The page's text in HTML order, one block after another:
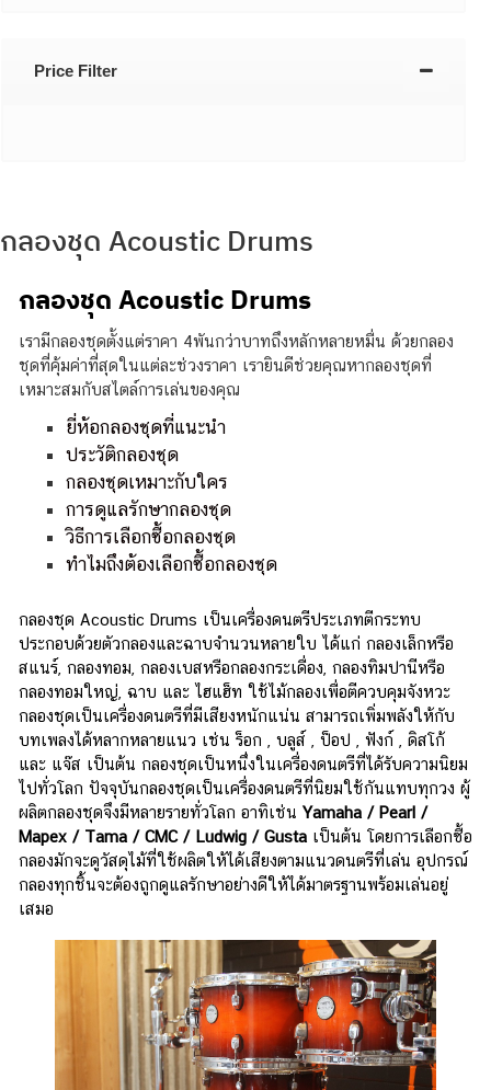
Price Filter
กลองชุด Acoustic Drums
กลองชุด Acoustic Drums
เรามีกลองชุดตั้งแต่ราคา 4พันกว่าบาทถึงหลักหลายหมื่น ด้วยกลอง
ชุดที่คุ้มค่าที่สุดในแต่ละช่วงราคา เรายินดีช่วยคุณหากลองชุดที่
เหมาะสมกับสไตล์การเล่นของคุณ
ยี่ห้อกลองชุดที่แนะนำ
ประวัติกลองชุด
กลองชุดเหมาะกับใคร
การดูแลรักษากลองชุด
วิธีการเลือกซื้อกลองชุด
ทำไมถึงต้องเลือกซื้อกลองชุด
กลองชุด Acoustic Drums เป็นเครื่องดนตรีประเภทตีกระทบ
ประกอบด้วยตัวกลองและฉาบจำนวนหลายใบ ได้แก่ กลองเล็กหรือ
สแนร์, กลองทอม, กลองเบสหรือกลองกระเดื่อง, กลองทิมปานีหรือ
กลองทอมใหญ่, ฉาบ และ ไฮแฮ็ท ใช้ไม้กลองเพื่อตีควบคุมจังหวะ
กลองชุดเป็นเครื่องดนตรีที่มีเสียงหนักแน่น สามารถเพิ่มพลังให้กับ
บทเพลงได้หลากหลายแนว เช่น ร็อก , บลูส์ , ป็อป , ฟังก์ , ดิสโก้
และ แจ๊ส เป็นต้น กลองชุดเป็นหนึ่งในเครื่องดนตรีที่ได้รับความนิยม
ไปทั่วโลก ปัจจุบันกลองชุดเป็นเครื่องดนตรีที่นิยมใช้กันแทบทุกวง ผู้
ผลิตกลองชุดจึงมีหลายรายทั่วโลก อาทิเช่น Yamaha / Pearl /
Mapex / Tama / CMC / Ludwig / Gusta เป็นต้น โดยการเลือกซื้อ
กลองมักจะดูวัสดุไม้ที่ใช้ผลิตให้ได้เสียงตามแนวดนตรีที่เล่น อุปกรณ์
กลองทุกชิ้นจะต้องถูกดูแลรักษาอย่างดีให้ได้มาตรฐานพร้อมเล่นอยู่
เสมอ